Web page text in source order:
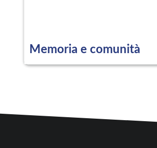
Memoria e comunità